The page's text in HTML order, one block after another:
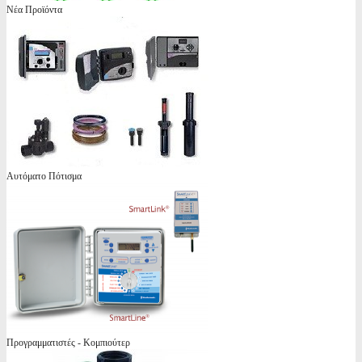
Νέα Προϊόντα
Αυτόματο Πότισμα
Προγραμματιστές - Κομπιούτερ